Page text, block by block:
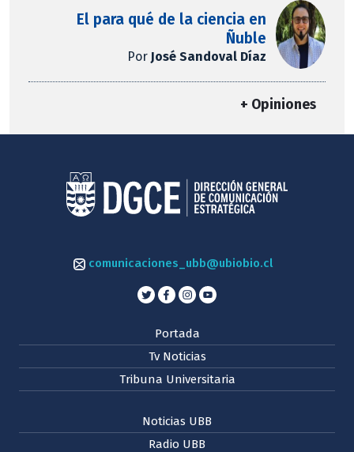
El para qué de la ciencia en
Ñuble
Por José Sandoval Díaz
+ Opiniones
comunicaciones_ubb@ubiobio.cl
Portada
Tv Noticias
Tribuna Universitaria
Noticias UBB
Radio UBB